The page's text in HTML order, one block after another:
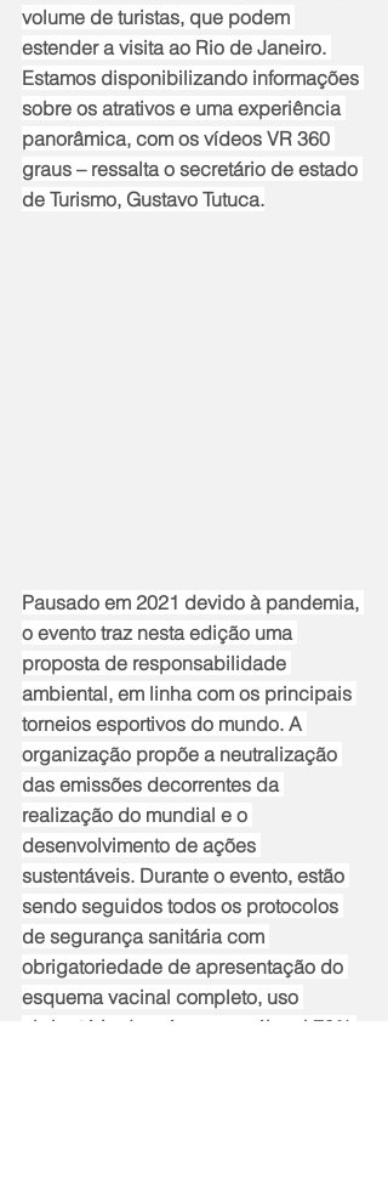
volume de turistas, que podem
estender a visita ao Rio de Janeiro.
Estamos disponibilizando informações
sobre os atrativos e uma experiência
panorâmica, com os vídeos VR 360
graus – ressalta o secretário de estado
de Turismo, Gustavo Tutuca.
Pausado em 2021 devido à pandemia,
o evento traz nesta edição uma
proposta de responsabilidade
ambiental, em linha com os principais
torneios esportivos do mundo. A
organização propõe a neutralização
das emissões decorrentes da
realização do mundial e o
desenvolvimento de ações
sustentáveis. Durante o evento, estão
sendo seguidos todos os protocolos
de segurança sanitária com
obrigatoriedade de apresentação do
esquema vacinal completo, uso
obrigatório de máscaras e álcool 70%.